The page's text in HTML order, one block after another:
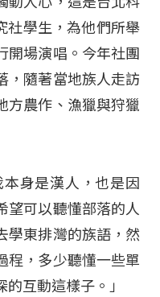
社學生，為他們所舉
場演唱。今年社團
，隨著當地族人走訪
方農作、漁獵與狩獵
身是漢人，也是因
望可以聽懂部落的人
學東排灣的族語，然
程，多少聽懂一些單
互動這樣子。」